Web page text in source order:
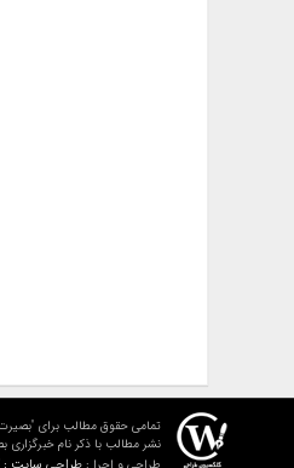
تمامی حقوق مطالب برای
نشر مطالب با ذکر نام خبرگزاری